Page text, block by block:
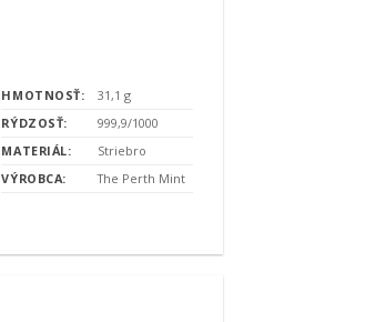
HMOTNOSŤ:
31,1 g
RÝDZOSŤ:
999,9/1000
MATERIÁL:
Striebro
VÝROBCA:
The Perth Mint